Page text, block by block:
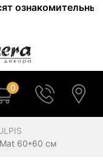
0
Mat 60*60 см